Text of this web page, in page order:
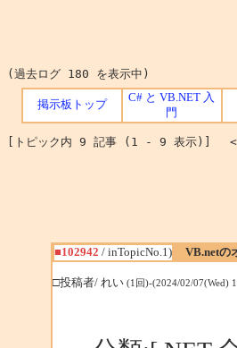
(過去ログ 180 を表示中)
掲示板トップ
C# と VB.NET 入
門
[トピック内 9 記事 (1 - 9 表示)]
■102942 / inTopicNo.1) VB.netの
□投稿者/ れい (1回)-(2024/02/07(Wed)